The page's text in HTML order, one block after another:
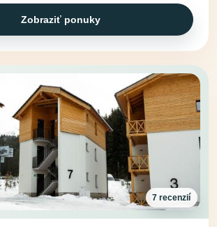
Zobraziť ponuky
7 recenzií